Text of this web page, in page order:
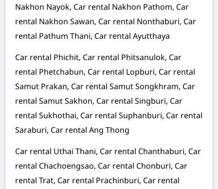
Nakhon Nayok, Car rental Nakhon Pathom, Car
rental Nakhon Sawan, Car rental Nonthaburi, Car
rental Pathum Thani, Car rental Ayutthaya
Car rental Phichit, Car rental Phitsanulok, Car
rental Phetchabun, Car rental Lopburi, Car rental
Samut Prakan, Car rental Samut Songkhram, Car
rental Samut Sakhon, Car rental Singburi, Car
rental Sukhothai, Car rental Suphanburi, Car rental
Saraburi, Car rental Ang Thong
Car rental Uthai Thani, Car rental Chanthaburi, Car
rental Chachoengsao, Car rental Chonburi, Car
rental Trat, Car rental Prachinburi, Car rental